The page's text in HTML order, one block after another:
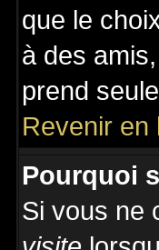
que le
à des
prend
Revenir en
Pourquoi
Si vous ne